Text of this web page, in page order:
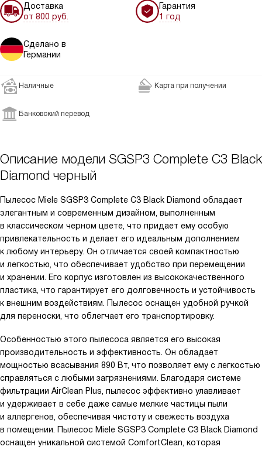
Доставка
от 800 руб.
Гарантия
1 год
Сделано в
Германии
Наличные Карта при получении
Банковский перевод
Описание модели SGSP3 Complete C3 Black
Diamond черный
Пылесос Miele SGSP3 Complete C3 Black Diamond обладает
элегантным и современным дизайном, выполненным
в классическом черном цвете, что придает ему особую
привлекательность и делает его идеальным дополнением
к любому интерьеру. Он отличается своей компактностью
и легкостью, что обеспечивает удобство при перемещении
и хранении. Его корпус изготовлен из высококачественного
пластика, что гарантирует его долговечность и устойчивость
к внешним воздействиям. Пылесос оснащен удобной ручкой
для переноски, что облегчает его транспортировку.
Особенностью этого пылесоса является его высокая
производительность и эффективность. Он обладает
мощностью всасывания 890 Вт, что позволяет ему с легкостью
справляться с любыми загрязнениями. Благодаря системе
фильтрации AirClean Plus, пылесос эффективно улавливает
и удерживает в себе даже самые мелкие частицы пыли
и аллергенов, обеспечивая чистоту и свежесть воздуха
в помещении. Пылесос Miele SGSP3 Complete C3 Black Diamond
оснащен уникальной системой ComfortClean, которая